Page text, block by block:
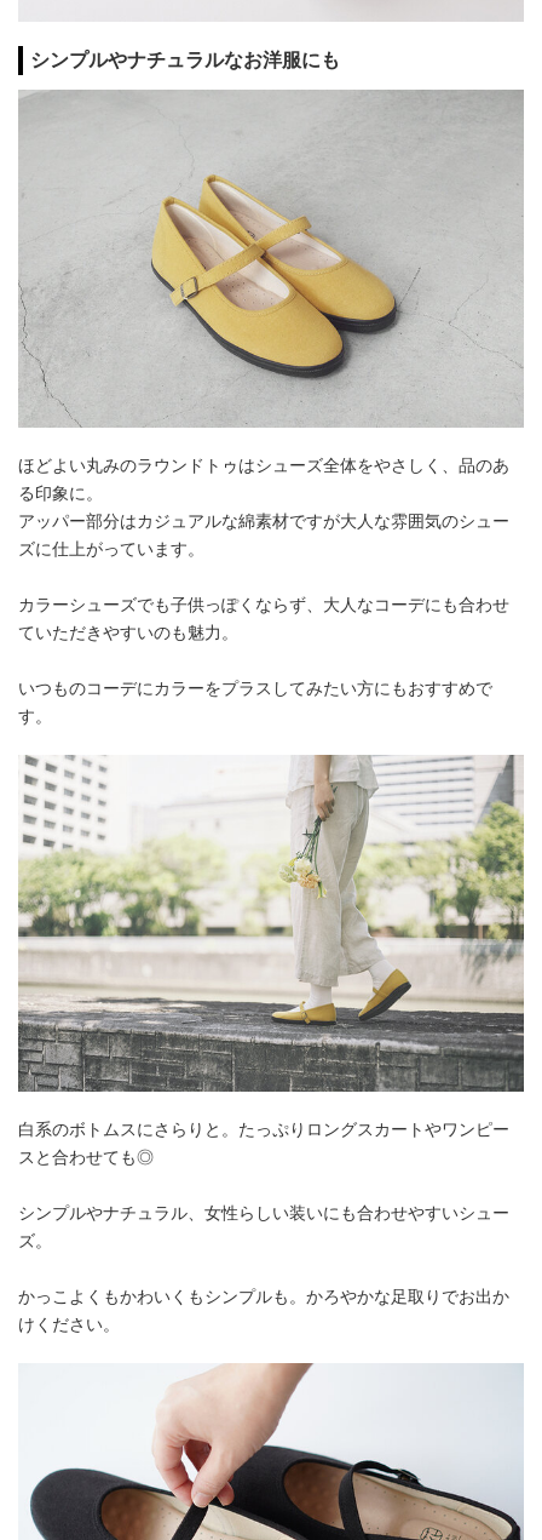
シンプルやナチュラルなお洋服にも
ほどよい丸みのラウンドトゥはシューズ全体をやさしく、品のあ
る印象に。
アッパー部分はカジュアルな綿素材ですが大人な雰囲気のシュー
ズに仕上がっています。
カラーシューズでも子供っぽくならず、大人なコーデにも合わせ
ていただきやすいのも魅力。
いつものコーデにカラーをプラスしてみたい方にもおすすめで
す。
白系のボトムスにさらりと。たっぷりロングスカートやワンピー
スと合わせても◎
シンプルやナチュラル、女性らしい装いにも合わせやすいシュー
ズ。
かっこよくもかわいくもシンプルも。かろやかな足取りでお出か
けください。